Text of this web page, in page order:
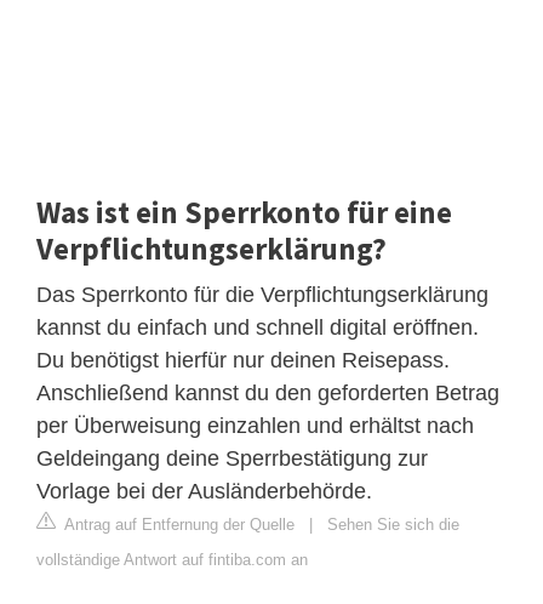
Was ist ein Sperrkonto für eine
Verpflichtungserklärung?
Das Sperrkonto für die Verpflichtungserklärung
kannst du einfach und schnell digital eröffnen.
Du benötigst hierfür nur deinen Reisepass.
Anschließend kannst du den geforderten Betrag
per Überweisung einzahlen und erhältst nach
Geldeingang deine Sperrbestätigung zur
Vorlage bei der Ausländerbehörde.
Antrag auf Entfernung der Quelle | Sehen Sie sich die
vollständige Antwort auf fintiba.com an